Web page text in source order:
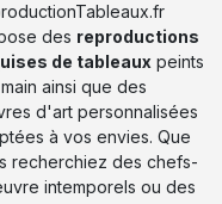
des reproductions
de tableaux peints
ainsi que des
d'art personnalisées
à vos envies. Que
recherchiez des chefs-
intemporels ou des